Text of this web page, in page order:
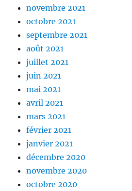
novembre 2021
octobre 2021
septembre 2021
août 2021
juillet 2021
juin 2021
mai 2021
avril 2021
mars 2021
février 2021
janvier 2021
décembre 2020
novembre 2020
octobre 2020